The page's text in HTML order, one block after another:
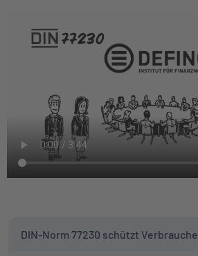
DIN-Norm 77230 schützt